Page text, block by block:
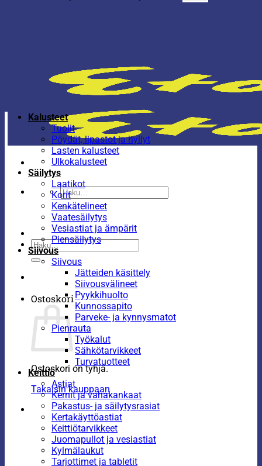
Etsi:
Etsi:
Ostoskori
Ostoskori on tyhjä.
Takaisin kauppaan
Kalusteet
Tuolit
Pöydät, lipastot ja hyllyt
Lasten kalusteet
Ulkokalusteet
Säilytys
Laatikot
Korit
Kenkätelineet
Vaatesäilytys
Vesiastiat ja ämpärit
Piensäilytys
Siivous
Siivous
Jätteiden käsittely
Siivousvälineet
Pyykkihuolto
Kunnossapito
Parveke- ja kynnysmatot
Pienrauta
Työkalut
Sähkötarvikkeet
Turvatuotteet
Keittiö
Astiat
Kernit ja vahakankaat
Pakastus- ja säilytysrasiat
Kertakäyttöastiat
Keittiötarvikkeet
Juomapullot ja vesiastiat
Kylmälaukut
Tarjottimet ja tabletit